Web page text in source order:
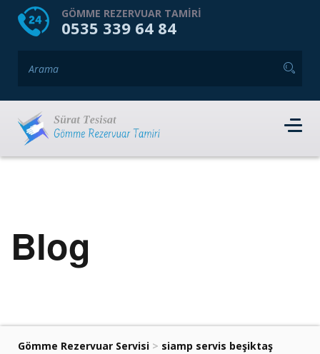
HOME HAKKIMIZDA
GÖMME REZERVUAR TAMIRI
0535 339 64 84
Blog
Gömme Rezervuar Servisi > siamp servis beşiktaş